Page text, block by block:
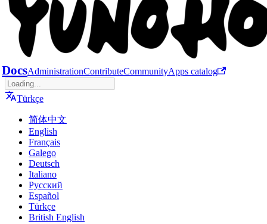
DocsAdministrationContributeCommunityApps catalog
Türkçe
简体中文
English
Français
Galego
Deutsch
Italiano
Русский
Español
Türkçe
British English